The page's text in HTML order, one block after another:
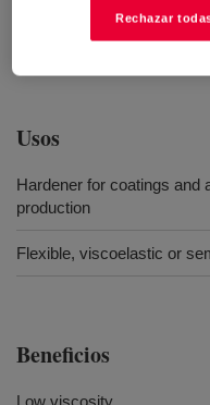
puede utilizar en
o semirrígidas.
Usos
Hardener for coatings and
production
Flexible, viscoelastic or
Beneficios
Low viscosity
Rechazar